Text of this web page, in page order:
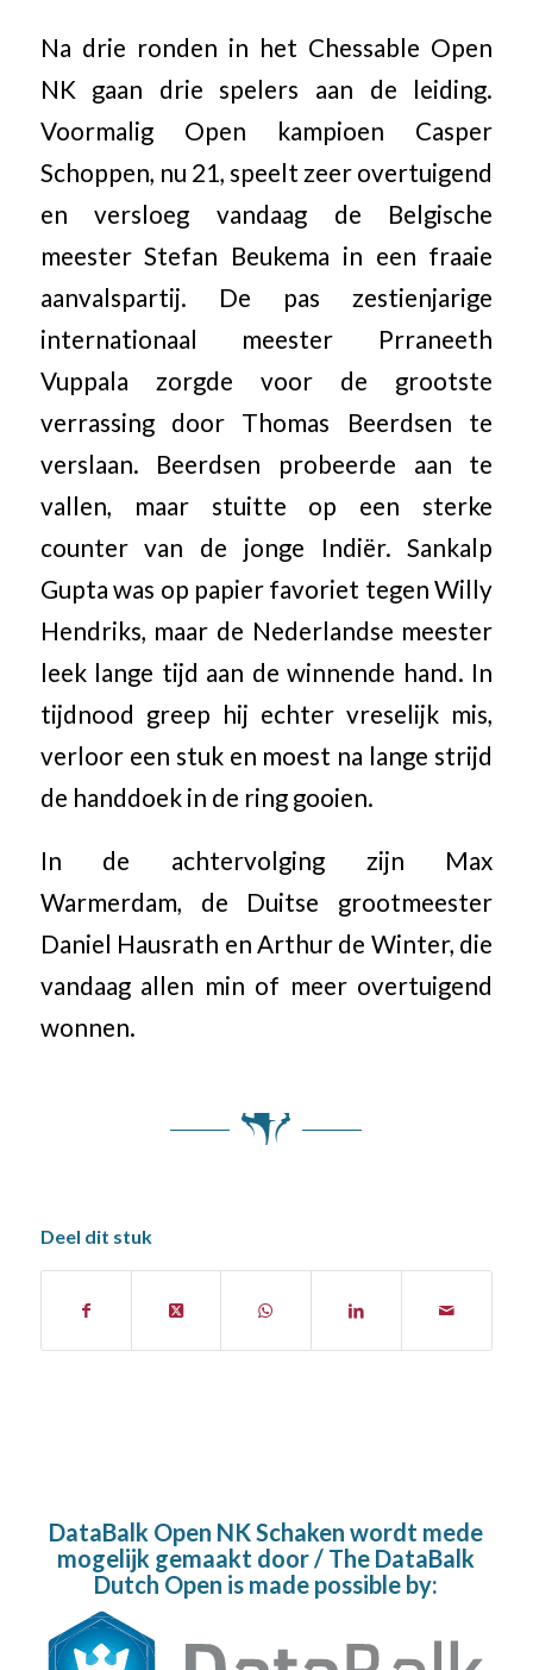
Na drie ronden in het Chessable Open
NK gaan drie spelers aan de leiding.
Voormalig Open kampioen Casper
Schoppen, nu 21, speelt zeer overtuigend
en versloeg vandaag de Belgische
meester Stefan Beukema in een fraaie
aanvalspartij. De pas zestienjarige
internationaal meester Prraneeth
Vuppala zorgde voor de grootste
verrassing door Thomas Beerdsen te
verslaan. Beerdsen probeerde aan te
vallen, maar stuitte op een sterke
counter van de jonge Indiër. Sankalp
Gupta was op papier favoriet tegen Willy
Hendriks, maar de Nederlandse meester
leek lange tijd aan de winnende hand. In
tijdnood greep hij echter vreselijk mis,
verloor een stuk en moest na lange strijd
de handdoek in de ring gooien.
In de achtervolging zijn Max
Warmerdam, de Duitse grootmeester
Daniel Hausrath en Arthur de Winter, die
vandaag allen min of meer overtuigend
wonnen.
Deel dit stuk
DataBalk Open NK Schaken wordt mede
mogelijk gemaakt door / The DataBalk
Dutch Open is made possible by: